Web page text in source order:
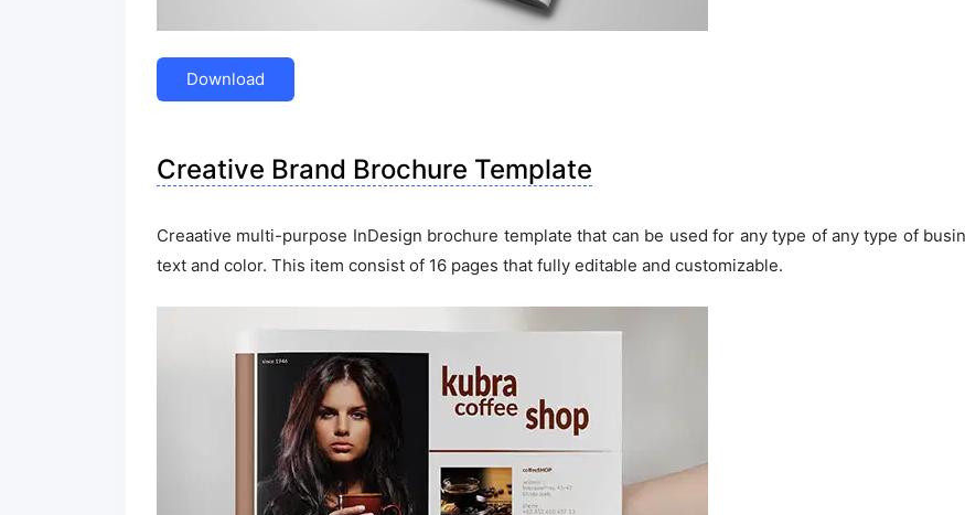
Download
Creative Brand Brochure Template
Creaative multi-purpose InDesign brochure template that can be used for any type of any type of
text and color. This item consist of 16 pages that fully editable and customizable.